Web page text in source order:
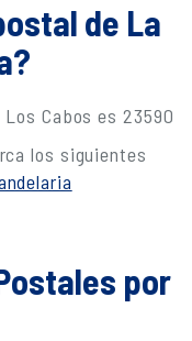
de La
Cabos es 23590
los siguientes
por